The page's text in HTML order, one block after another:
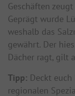
Geschäften
Geprägt wurde
weshalb das
gewährt. Der
Dächer ragt, gilt
Tipp: Deckt
regionalen